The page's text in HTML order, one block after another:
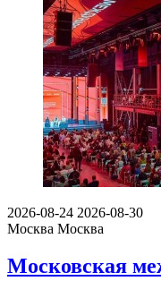
2026-08-24 2026-08-30
Москва Москва
Московская